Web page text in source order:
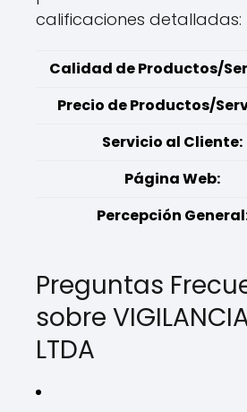
calificaciones detalladas:
Calidad de Productos/
Precio de Productos/
Servicio al Cliente:
Página Web:
Percepción
Preguntas
sobre
LTDA